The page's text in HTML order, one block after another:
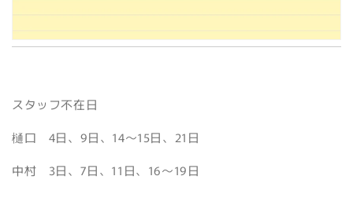
スタッフ不在日
樋口 4日、9日、14～15日、21日
中村 3日、7日、11日、16～19日